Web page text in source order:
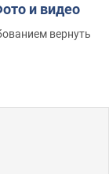
и видео
вернуть